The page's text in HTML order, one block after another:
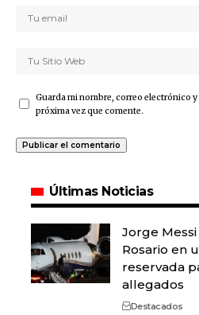
Guarda mi nombre, correo electrónico
próxima vez que comente.
Últimas Noticias
Jorge
Rosario en
reservada
allegados
Destacados